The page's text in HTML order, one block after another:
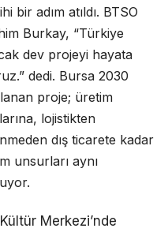
bir adım atıldı. BTSO
Burkay, “Türkiye
dev projeyi hayata
dedi. Bursa 2030
proje; üretim
lojistikten
dış ticarete kadar
unsurları aynı
Merkezi’nde